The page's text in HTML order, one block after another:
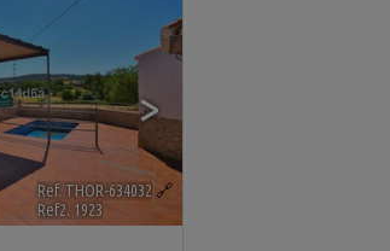
>
Ref. THOR-634032 🔗
Ref2. 1923